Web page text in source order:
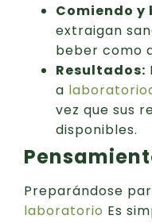
Comiendo y
extraigan
beber como
Resultados:
a
vez que sus
disponibles.
Preparándose
laboratorio Es